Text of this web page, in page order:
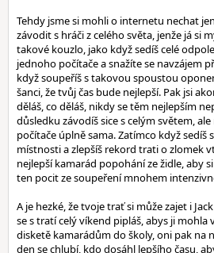
Tehdy jsme si mohli o internetu nechat
závodit s hráči z celého světa, jenže já si
takové kouzlo, jako když sedíš celé
jednoho počítače a snažíte se navzájem
když soupeříš s takovou spoustou
šanci, že tvůj čas bude nejlepší. Pak jsi
děláš, co děláš, nikdy se těm nejlepším
důsledku závodíš sice s celým světem,
počítače úplně sama. Zatímco když sedíš
místnosti a zlepšíš rekord trati o zlomek
nejlepší kamarád popohání ze židle, aby
ten pocit ze soupeření mnohem
A je hezké, že tvoje trať si může zajet i
se s tratí celý víkend pipláš, abys ji mohla
disketě kamarádům do školy, oni pak na
den se chlubí, kdo dosáhl lepšího času,